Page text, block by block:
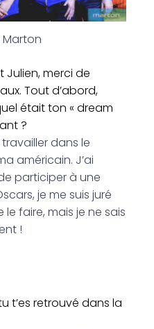
Marton
Julien, merci de
Tout d’abord,
était ton « dream
?
dans le
américain. J’ai
participer à une
je me suis juré
le faire, mais je ne sais
!
t’es retrouvé dans la